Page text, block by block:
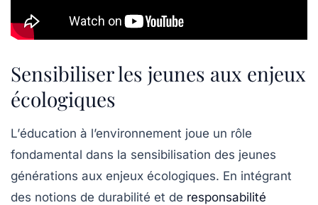
Sensibiliser les jeunes aux enjeux
écologiques
L’éducation à l’environnement joue un rôle
fondamental dans la sensibilisation des jeunes
générations aux enjeux écologiques. En intégrant
des notions de durabilité et de responsabilité